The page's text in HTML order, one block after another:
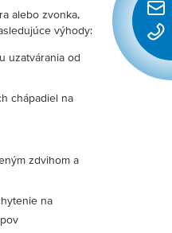
alebo zvonka,
výhody:
uzatvárania od
chápadiel na
zdvihom a
na